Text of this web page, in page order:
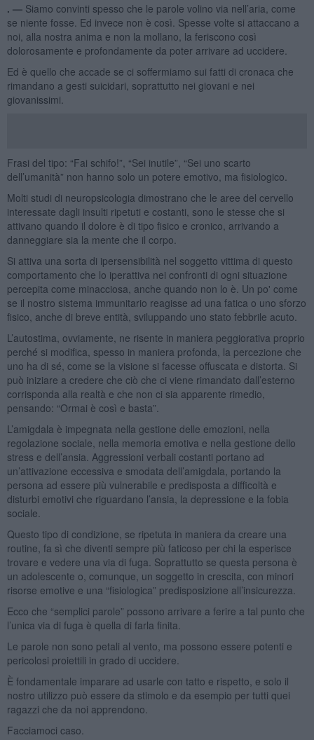
. — Siamo convinti spesso che le parole volino via nell’aria, come
se niente fosse. Ed invece non è così. Spesse volte si attaccano a
noi, alla nostra anima e non la mollano, la feriscono così
dolorosamente e profondamente da poter arrivare ad uccidere.
Ed è quello che accade se ci soffermiamo sui fatti di cronaca che
rimandano a gesti suicidari, soprattutto nei giovani e nei
giovanissimi.
Frasi del tipo: “Fai schifo!”, “Sei inutile”, “Sei uno scarto
dell’umanità” non hanno solo un potere emotivo, ma fisiologico.
Molti studi di neuropsicologia dimostrano che le aree del cervello
interessate dagli insulti ripetuti e costanti, sono le stesse che si
attivano quando il dolore è di tipo fisico e cronico, arrivando a
danneggiare sia la mente che il corpo.
Si attiva una sorta di ipersensibilità nel soggetto vittima di questo
comportamento che lo iperattiva nei confronti di ogni situazione
percepita come minacciosa, anche quando non lo è. Un po' come
se il nostro sistema immunitario reagisse ad una fatica o uno sforzo
fisico, anche di breve entità, sviluppando uno stato febbrile acuto.
L’autostima, ovviamente, ne risente in maniera peggiorativa proprio
perché si modifica, spesso in maniera profonda, la percezione che
uno ha di sé, come se la visione si facesse offuscata e distorta. Si
può iniziare a credere che ciò che ci viene rimandato dall’esterno
corrisponda alla realtà e che non ci sia apparente rimedio,
pensando: “Ormai è così e basta”.
L’amigdala è impegnata nella gestione delle emozioni, nella
regolazione sociale, nella memoria emotiva e nella gestione dello
stress e dell’ansia. Aggressioni verbali costanti portano ad
un’attivazione eccessiva e smodata dell’amigdala, portando la
persona ad essere più vulnerabile e predisposta a difficoltà e
disturbi emotivi che riguardano l’ansia, la depressione e la fobia
sociale.
Questo tipo di condizione, se ripetuta in maniera da creare una
routine, fa sì che diventi sempre più faticoso per chi la esperisce
trovare e vedere una via di fuga. Soprattutto se questa persona è
un adolescente o, comunque, un soggetto in crescita, con minori
risorse emotive e una “fisiologica” predisposizione all’insicurezza.
Ecco che “semplici parole” possono arrivare a ferire a tal punto che
l’unica via di fuga è quella di farla finita.
Le parole non sono petali al vento, ma possono essere potenti e
pericolosi proiettili in grado di uccidere.
È fondamentale imparare ad usarle con tatto e rispetto, e solo il
nostro utilizzo può essere da stimolo e da esempio per tutti quei
ragazzi che da noi apprendono.
Facciamoci caso.